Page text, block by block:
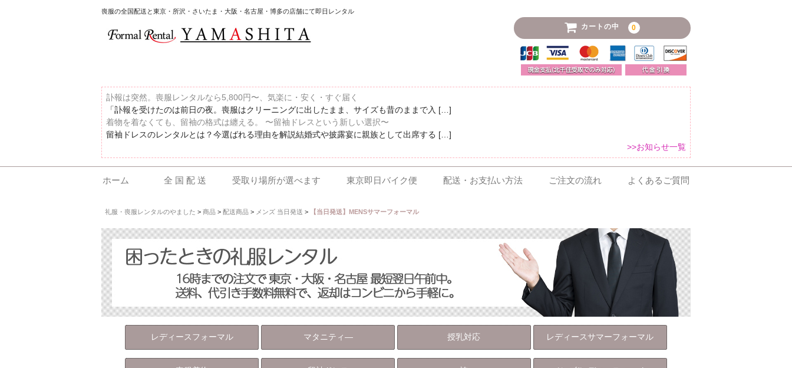
喪服の全国配送と東京・所沢・さいたま・大阪・名古屋・博多の店舗にて即日レンタル
カートの中 0
訃報は突然。喪服レンタルなら5,800円〜、気楽に・安く・すぐ届く
「訃報を受けたのは前日の夜。喪服はクリーニングに出したまま、サイズも昔のままで入 […]
着物を着なくても、留袖の格式は纏える。 〜留袖ドレスという新しい選択〜
留袖ドレスのレンタルとは？今選ばれる理由を解説結婚式や披露宴に親族として出席する […]
>>お知らせ一覧
ホーム 全 国 配 送 受取り場所が選べます 東京即日バイク便 配送・お支払い方法 ご注文の流れ よくあるご質問
礼服・喪服レンタルのやました > 商品> 配送商品> メンズ 当日発送 > 【当日発送】MENSサマーフォーマル
レディースフォーマル マタニティ― 授乳対応 レディースサマーフォーマル